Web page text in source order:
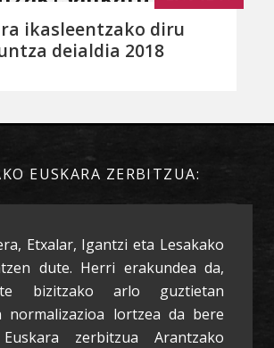
ikasleentzako diru
deialdia 2018
EUSKARA ZERBITZUA:
Etxalar, Igantzi eta Lesakako
dute. Herri erakundea da,
bizitzako arlo guztietan
normalizazioa lortzea da bere
zerbitzua Arantzako